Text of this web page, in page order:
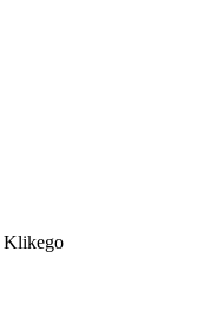
Klikego